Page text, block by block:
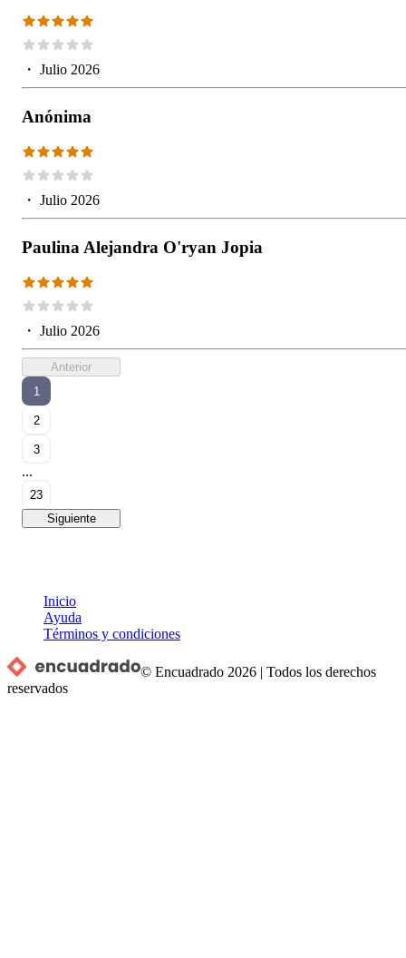
・ Julio 2026
Anónima
・ Julio 2026
Paulina Alejandra O'ryan Jopia
・ Julio 2026
Anterior
1
2
3
...
23
Siguiente
Inicio
Ayuda
Términos y condiciones
© Encuadrado 2026 |Todos los derechos
reservados